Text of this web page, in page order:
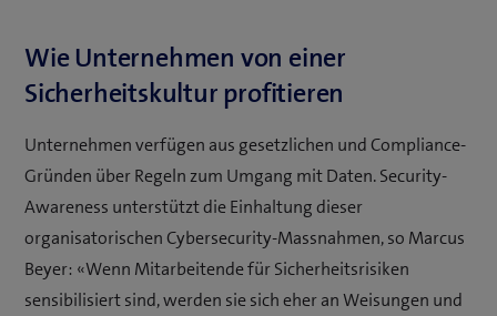
Wie Unternehmen von einer
Sicherheitskultur profitieren
Unternehmen verfügen aus gesetzlichen und Compliance-
Gründen über Regeln zum Umgang mit Daten. Security-
Awareness unterstützt die Einhaltung dieser
organisatorischen Cybersecurity-Massnahmen, so Marcus
Beyer: «Wenn Mitarbeitende für Sicherheitsrisiken
sensibilisiert sind, werden sie sich eher an Weisungen und